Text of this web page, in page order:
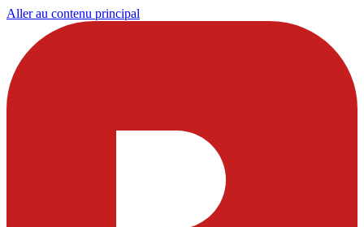
Aller au contenu principal